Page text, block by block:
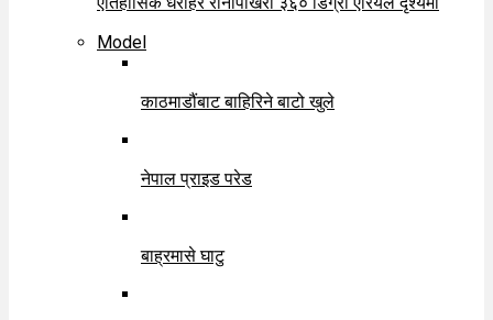
Model
काठमाडौंबाट बाहिरिने बाटो खुले
नेपाल प्राइड परेड
बाह्रमासे घाटु